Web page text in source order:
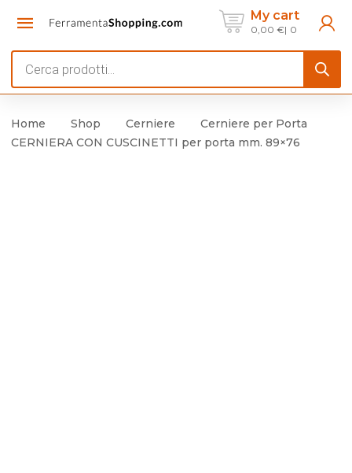
My cart
0,00 € 0
search
Home Shop Cerniere
Cerniere per Porta
CERNIERA CON CUSCINETTI per porta mm. 89×76